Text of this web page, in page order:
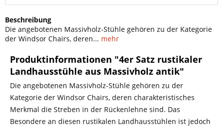
Beschreibung
Die angebotenen Massivholz-Stühle gehören zu der Kategorie
der Windsor Chairs, deren... mehr
Produktinformationen "4er Satz rustikaler
Landhausstühle aus Massivholz antik"
Die angebotenen Massivholz-Stühle gehören zu der
Kategorie der Windsor Chairs, deren charakteristisches
Merkmal die Streben in der Rückenlehne sind. Das
Besondere an diesen rustikalen Landhausstühlen ist jedoch